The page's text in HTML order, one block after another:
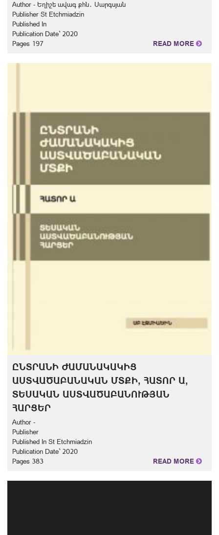
Author - Եղիշե ավագ քհն․ Սարգսյան
Publisher St Etchmiadzin
Published In
Publication Date` 2020
Pages 197
READ MORE
ԸՆՏՐԱՆԻ ԺԱՄԱՆԱԿԱԿԻՑ
ԱՍՏՎԱԾԱԲԱՆԱԿԱՆ ՄՏՔԻ, ՀԱՏՈՐ Ա,
ՏԵՍԱԿԱՆ ԱՍՏՎԱԾԱԲԱՆՈՒԹՅԱՆ
ՀԱՐՑԵՐ
Author -
Publisher
Published In St Etchmiadzin
Publication Date` 2020
Pages 383
READ MORE